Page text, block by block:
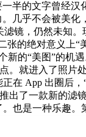
半的文字曾经
几乎不会被美
镜，仍然未知
的绝对意义上
的“美图”的机
就进入了照片
在 App 出圈后
了一款新的
也是一种乐趣